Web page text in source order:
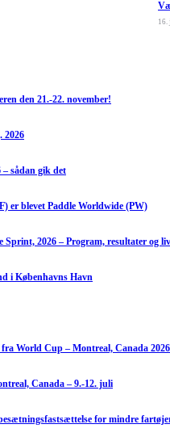
16.
den 21.-22. november!
2026
sådan gik det
er blevet Paddle Worldwide (PW)
Sprint, 2026 – Program, resultater og
i Københavns Havn
World Cup – Montreal, Canada 2026
Canada – 9.-12. juli
for mindre